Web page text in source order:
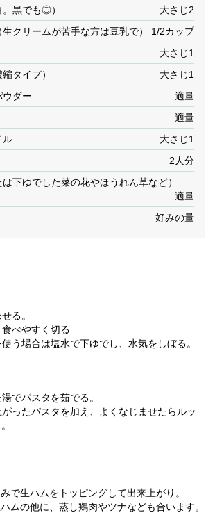
黒でも◎）
大さじ2
クリームが苦手な方は豆乳で）
1/2カップ
大さじ1
タイプ）
大さじ1
ダー
適量
適量
ル
大さじ1
2人分
は下ゆでした菜の花やほうれん草など）
適量
好みの量
る。
べやすく切る
う場合は塩水で下ゆでし、水気をしぼる。
でパスタを茹でる。
ったパスタを加え、よくなじませたらルッ
で生ハムをトッピングして出来上がり。
ムの他に、蒸し鶏肉やツナなども合います。